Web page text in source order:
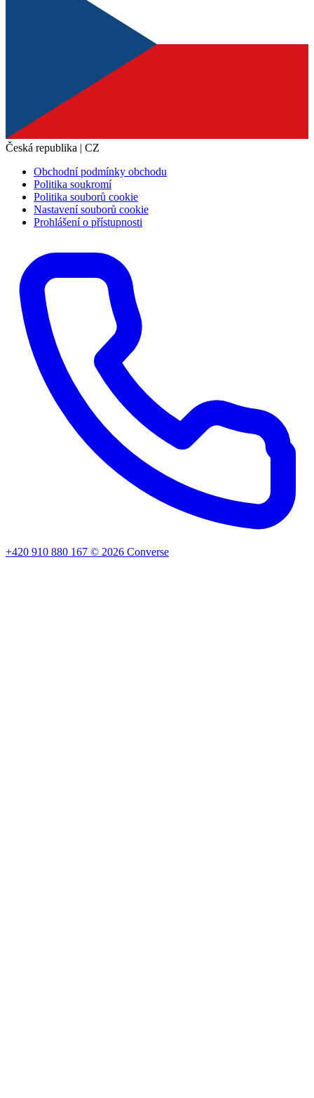
Česká republika | CZ
Obchodní podmínky obchodu
Politika soukromí
Politika souborů cookie
Nastavení souborů cookie
Prohlášení o přístupnosti
+420 910 880 167 © 2026 Converse